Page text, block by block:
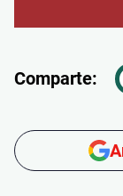
Comparte: